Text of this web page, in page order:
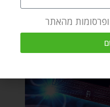
מהאתר